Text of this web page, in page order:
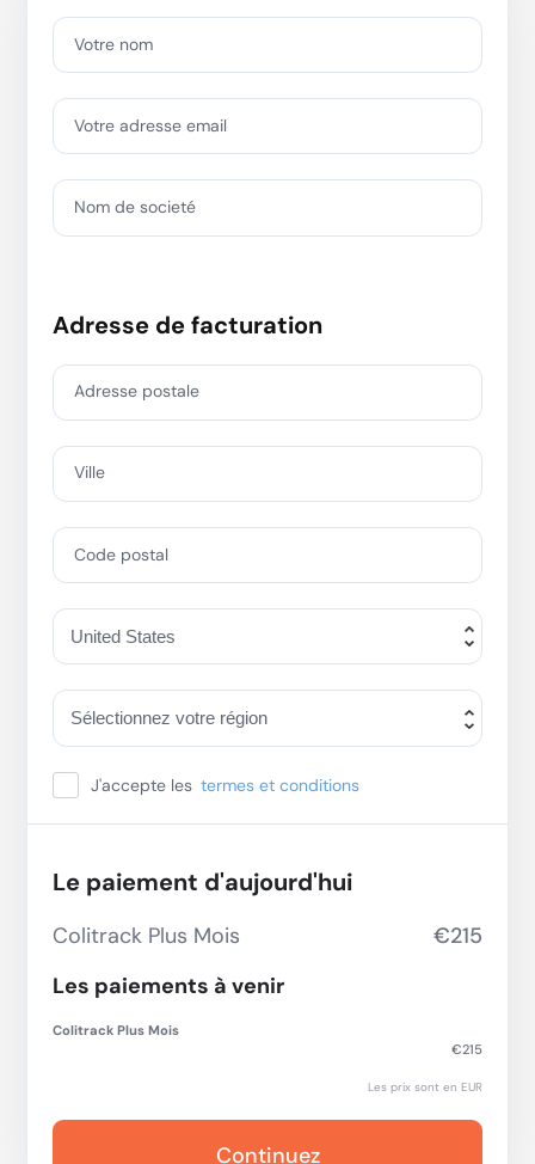
Votre nom
Votre adresse email
Nom de societé
Adresse de facturation
Adresse postale
Ville
Code postal
J'accepte les termes et conditions
Le paiement d'aujourd'hui
Colitrack Plus Mois
€215
Les paiements à venir
Colitrack Plus Mois
€215
Les prix sont en EUR
Continuez